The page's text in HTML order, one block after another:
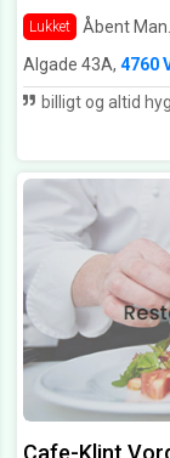
Lukket Åbent
Algade 43A, 4760
billigt og altid
Cafe-Klint